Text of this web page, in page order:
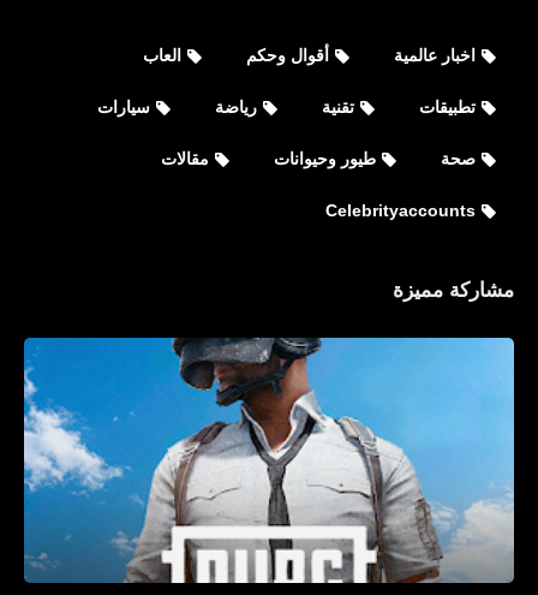
اخبار عالمية أقوال وحكم العاب
تطبيقات تقنية رياضة سيارات
صحة طيور وحيوانات مقالات
Celebrityaccounts
مشاركة مميزة